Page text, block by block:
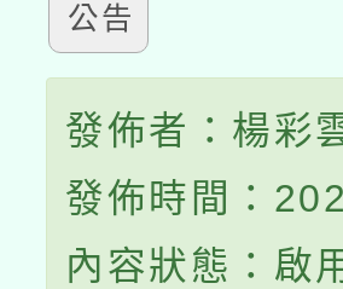
公告
發佈者：楊彩
發佈時間：
內容狀態：啟